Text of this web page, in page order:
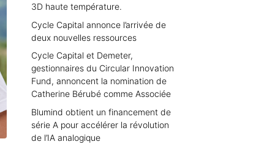
3D haute température.
Cycle Capital annonce l’arrivée de
deux nouvelles ressources
Cycle Capital et Demeter,
gestionnaires du Circular Innovation
Fund, annoncent la nomination de
Catherine Bérubé comme Associée
Blumind obtient un financement de
série A pour accélérer la révolution
de l’IA analogique